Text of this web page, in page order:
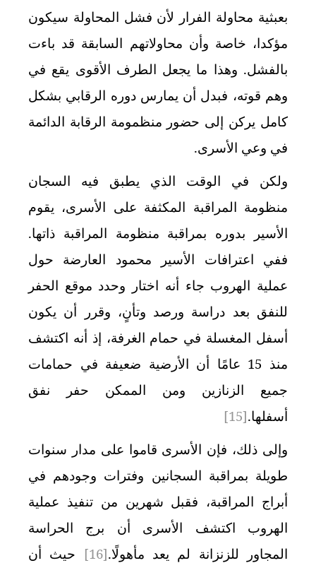
بعبثية محاولة الفرار لأن فشل المحاولة سيكون
مؤكدا، خاصة وأن محاولاتهم السابقة قد باءت
بالفشل. وهذا ما يجعل الطرف الأقوى يقع في
وهم قوته، فبدل أن يمارس دوره الرقابي بشكل
كامل يركن إلى حضور منظمومة الرقابة الدائمة
في وعي الأسرى.
ولكن في الوقت الذي يطبق فيه السجان
منظومة المراقبة المكثفة على الأسرى، يقوم
الأسير بدوره بمراقبة منظومة المراقبة ذاتها.
ففي اعترافات الأسير محمود العارضة حول
عملية الهروب جاء أنه اختار وحدد موقع الحفر
للنفق بعد دراسة ورصد وتأنٍ، وقرر أن يكون
أسفل المغسلة في حمام الغرفة، إذ أنه اكتشف
منذ 15 عامًا أن الأرضية ضعيفة في حمامات
جميع الزنازين ومن الممكن حفر نفق
أسفلها.[15]
وإلى ذلك، فإن الأسرى قاموا على مدار سنوات
طويلة بمراقبة السجانين وفترات وجودهم في
أبراج المراقبة، فقبل شهرين من تنفيذ عملية
الهروب اكتشف الأسرى أن برج الحراسة
المجاور للزنزانة لم يعد مأهولًا.[16] حيث أن